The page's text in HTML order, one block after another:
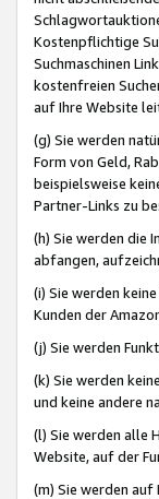
Kostenpflichtige
Suchmaschinen
kostenfreien
auf Ihre Website
(g) Sie werden
Form von Geld,
beispielsweise
Partner-Links zu
(h) Sie werden die
abfangen,
(i) Sie werden
Kunden der
(j) Sie werden
(k) Sie werden
und keine andere
(l) Sie werden alle
Website, auf der
(m) Sie werden